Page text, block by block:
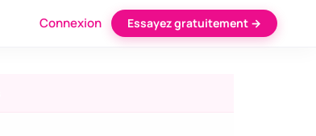
Connexion Essayez gratuitement →